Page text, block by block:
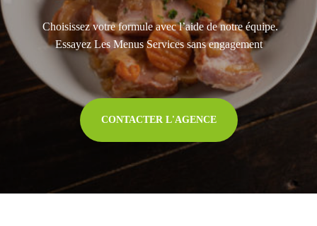
Choisissez votre formule avec l’aide de notre équipe.
Essayez Les Menus Services sans engagement
CONTACTER L'AGENCE